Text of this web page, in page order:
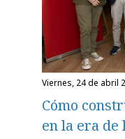
viernes, 24 de abril
Cómo
en la era de